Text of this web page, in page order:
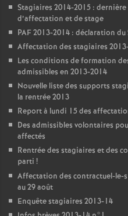
Stagiaires 2014-2015 :
d’affectation et de stage
PAF2013-2014 : déclaration du
Affectation des stagiaires
Les conditions de formation
admissibles en 2013-2014
Nouvelle liste des supports
la rentrée 2013
Report à lundi 15 des
Des admissibles volontaires
affectés
Rentrée des stagiaires et des
parti !
Affectation des contractuel-le-
au 29 août
Enquête stagiaires 2013-14